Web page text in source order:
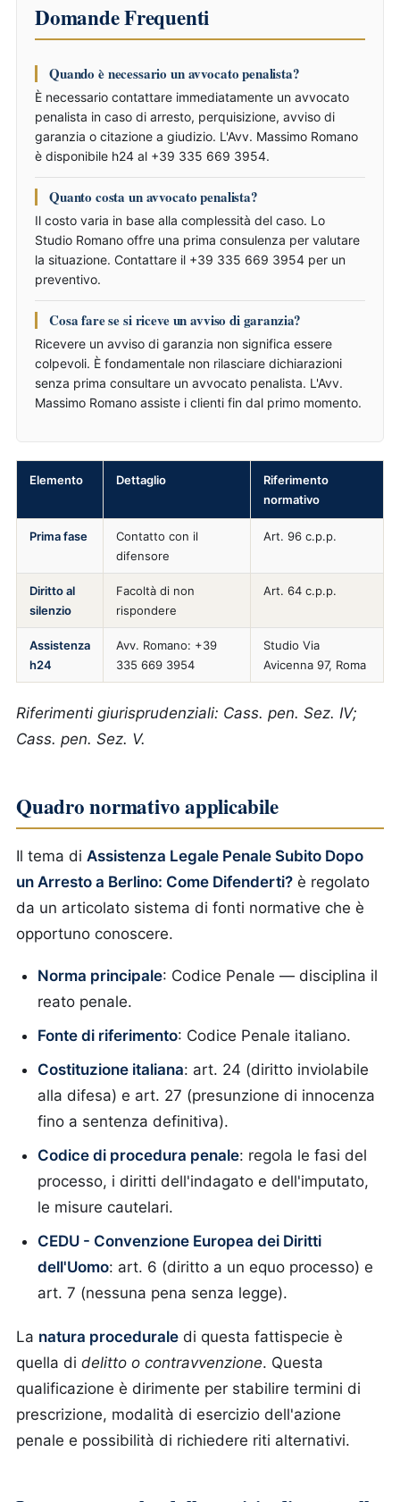
Domande Frequenti
Quando è necessario un avvocato penalista?
È necessario contattare immediatamente un avvocato
penalista in caso di arresto, perquisizione, avviso di
garanzia o citazione a giudizio. L'Avv. Massimo Romano
è disponibile h24 al +39 335 669 3954.
Quanto costa un avvocato penalista?
Il costo varia in base alla complessità del caso. Lo
Studio Romano offre una prima consulenza per valutare
la situazione. Contattare il +39 335 669 3954 per un
preventivo.
Cosa fare se si riceve un avviso di garanzia?
Ricevere un avviso di garanzia non significa essere
colpevoli. È fondamentale non rilasciare dichiarazioni
senza prima consultare un avvocato penalista. L'Avv.
Massimo Romano assiste i clienti fin dal primo momento.
Elemento Dettaglio
Riferimento
normativo
Prima fase
Contatto con il
difensore
Art. 96 c.p.p.
Diritto al
silenzio
Facoltà di non
rispondere
Art. 64 c.p.p.
Assistenza
h24
Avv. Romano: +39
335 669 3954
Studio Via
Avicenna 97, Roma
Riferimenti giurisprudenziali: Cass. pen. Sez. IV;
Cass. pen. Sez. V.
Quadro normativo applicabile
Il tema di Assistenza Legale Penale Subito Dopo
un Arresto a Berlino: Come Difenderti? è regolato
da un articolato sistema di fonti normative che è
opportuno conoscere.
Norma principale: Codice Penale — disciplina il
reato penale.
Fonte di riferimento: Codice Penale italiano.
Costituzione italiana: art. 24 (diritto inviolabile
alla difesa) e art. 27 (presunzione di innocenza
fino a sentenza definitiva).
Codice di procedura penale: regola le fasi del
processo, i diritti dell'indagato e dell'imputato,
le misure cautelari.
CEDU - Convenzione Europea dei Diritti
dell'Uomo: art. 6 (diritto a un equo processo) e
art. 7 (nessuna pena senza legge).
La natura procedurale di questa fattispecie è
quella di delitto o contravvenzione. Questa
qualificazione è dirimente per stabilire termini di
prescrizione, modalità di esercizio dell'azione
penale e possibilità di richiedere riti alternativi.